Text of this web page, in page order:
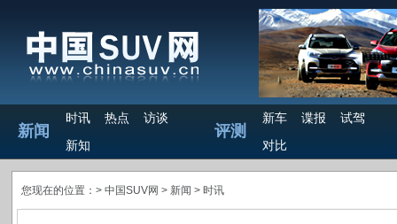
新闻
时讯 热点
访谈
新知
评测
新车 谍报
试驾
对比
您现在的位置：> 中国SUV网 > 新闻 > 时讯